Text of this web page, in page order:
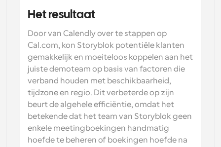
Het resultaat
Door van Calendly over te stappen op
Cal.com, kon Storyblok potentiële klanten
gemakkelijk en moeiteloos koppelen aan het
juiste demoteam op basis van factoren die
verband houden met beschikbaarheid,
tijdzone en regio. Dit verbeterde op zijn
beurt de algehele efficiëntie, omdat het
betekende dat het team van Storyblok geen
enkele meetingboekingen handmatig
hoefde te beheren of boekingen hoefde na